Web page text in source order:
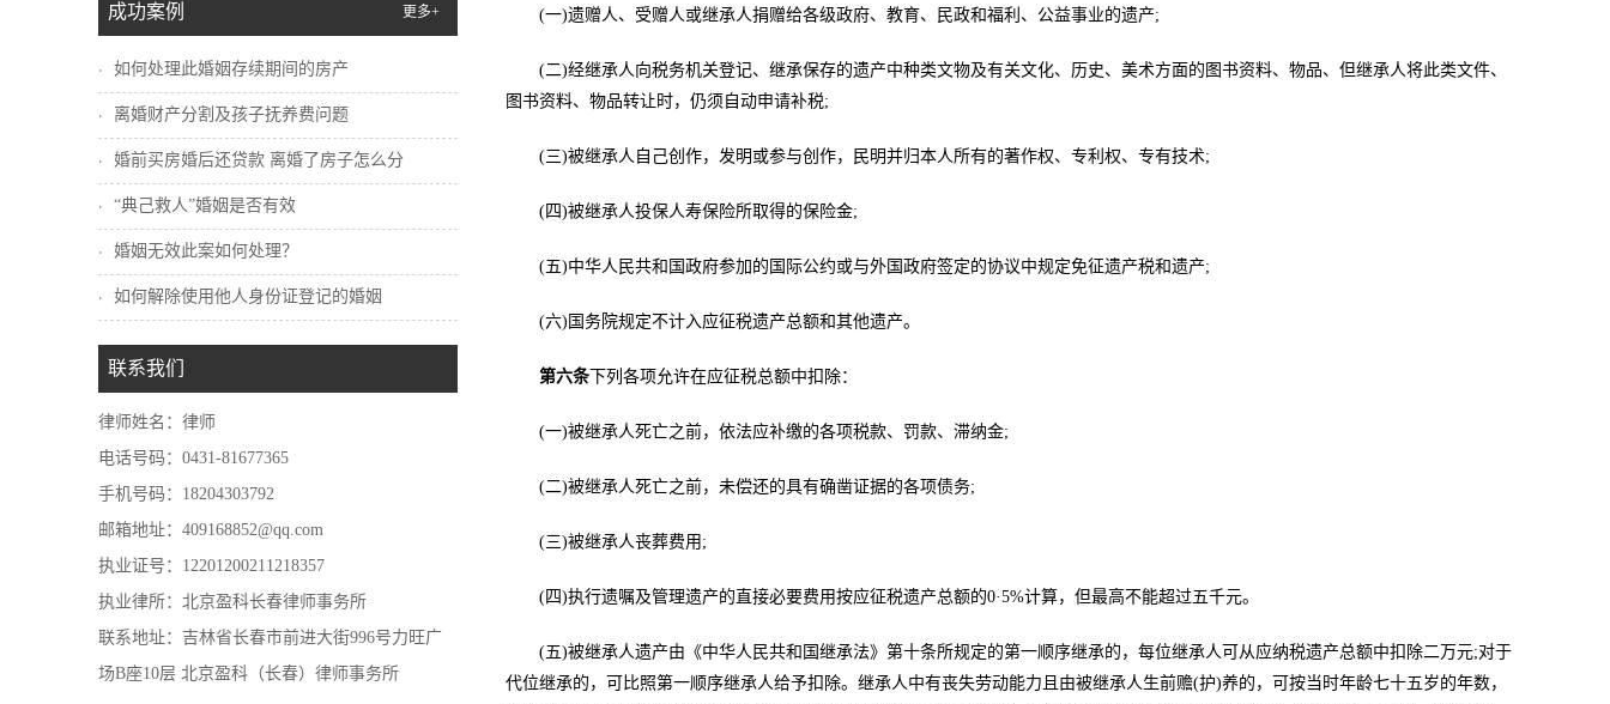
成功案例 更多+
如何处理此婚姻存续期间的房产
离婚财产分割及孩子抚养费问题
婚前买房婚后还贷款 离婚了房子怎么分
“典己救人”婚姻是否有效
婚姻无效此案如何处理？
如何解除使用他人身份证登记的婚姻
联系我们
律师姓名：律师
电话号码：0431-81677365
手机号码：18204303792
邮箱地址：409168852@qq.com
执业证号：12201200211218357
执业律所：北京盈科长春律师事务所
联系地址：吉林省长春市前进大街996号力旺广
场B座10层 北京盈科（长春）律师事务所
(一)遗赠人、受赠人或继承人捐赠给各级政府、教育、民政和福利、公益事业的遗产;
(二)经继承人向税务机关登记、继承保存的遗产中种类文物及有关文化、历史、美术方面的图书资料、物品、但继承人将此类文件、
图书资料、物品转让时，仍须自动申请补税;
(三)被继承人自己创作，发明或参与创作，民明并归本人所有的著作权、专利权、专有技术;
(四)被继承人投保人寿保险所取得的保险金;
(五)中华人民共和国政府参加的国际公约或与外国政府签定的协议中规定免征遗产税和遗产;
(六)国务院规定不计入应征税遗产总额和其他遗产。
第六条 下列各项允许在应征税总额中扣除：
(一)被继承人死亡之前，依法应补缴的各项税款、罚款、滞纳金;
(二)被继承人死亡之前，未偿还的具有确凿证据的各项债务;
(三)被继承人丧葬费用;
(四)执行遗嘱及管理遗产的直接必要费用按应征税遗产总额的0·5%计算，但最高不能超过五千元。
(五)被继承人遗产由《中华人民共和国继承法》第十条所规定的第一顺序继承的，每位继承人可从应纳税遗产总额中扣除二万元;对于
代位继承的，可比照第一顺序继承人给予扣除。继承人中有丧失劳动能力且由被继承人生前赡(护)养的，可按当时年龄七十五岁的年数，